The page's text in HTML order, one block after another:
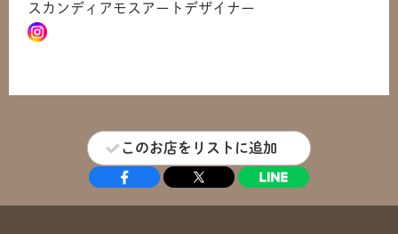
スカンディアモスアートデザイナー
このお店をリストに追加